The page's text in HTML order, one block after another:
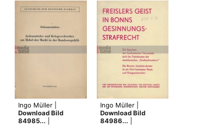
Ingo Müller |
Download Bild
84985...
Ingo Müller |
Download Bild
84986...